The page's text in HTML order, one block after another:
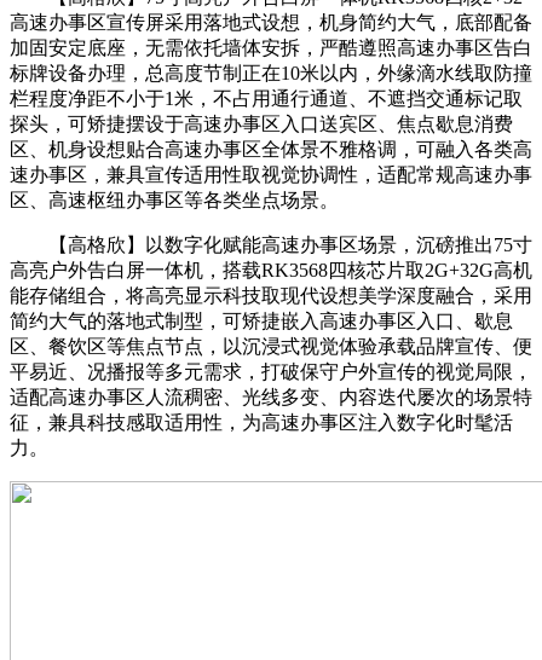
高速办事区宣传屏采用落地式设想，机身简约大气，底部配备
加固安定底座，无需依托墙体安拆，严酷遵照高速办事区告白
标牌设备办理，总高度节制正在10米以内，外缘滴水线取防撞
栏程度净距不小于1米，不占用通行通道、不遮挡交通标记取
探头，可矫捷摆设于高速办事区入口送宾区、焦点歇息消费
区、机身设想贴合高速办事区全体景不雅格调，可融入各类高
速办事区，兼具宣传适用性取视觉协调性，适配常规高速办事
区、高速枢纽办事区等各类坐点场景。
【高格欣】以数字化赋能高速办事区场景，沉磅推出75寸
高亮户外告白屏一体机，搭载RK3568四核芯片取2G+32G高机
能存储组合，将高亮显示科技取现代设想美学深度融合，采用
简约大气的落地式制型，可矫捷嵌入高速办事区入口、歇息
区、餐饮区等焦点节点，以沉浸式视觉体验承载品牌宣传、便
平易近、况播报等多元需求，打破保守户外宣传的视觉局限，
适配高速办事区人流稠密、光线多变、内容迭代屡次的场景特
征，兼具科技感取适用性，为高速办事区注入数字化时髦活
力。